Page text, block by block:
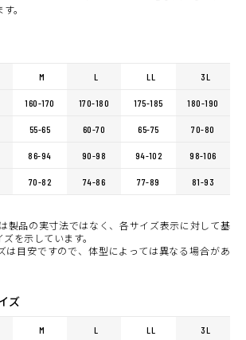
。
M L LL 3L
160-170 170-180 175-185 180-190
55-65 60-70 65-75 70-80
86-94 90-98 94-102 98-106
70-82 74-86 77-89 81-93
製品の実寸法ではなく、各サイズ表示に対して基
を示しています。
は目安ですので、体型によっては異なる場合があ
ズ
M L LL 3L